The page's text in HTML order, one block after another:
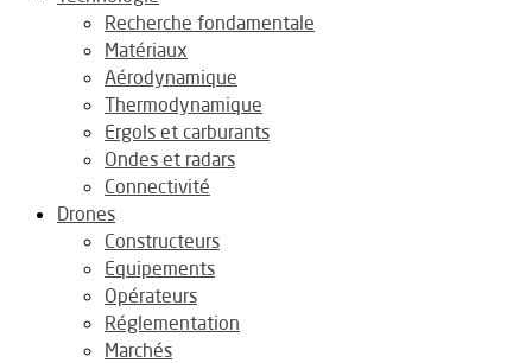
Recherche fondamentale
Matériaux
Aérodynamique
Thermodynamique
Ergols et carburants
Ondes et radars
Connectivité
Drones
Constructeurs
Equipements
Opérateurs
Réglementation
Marchés